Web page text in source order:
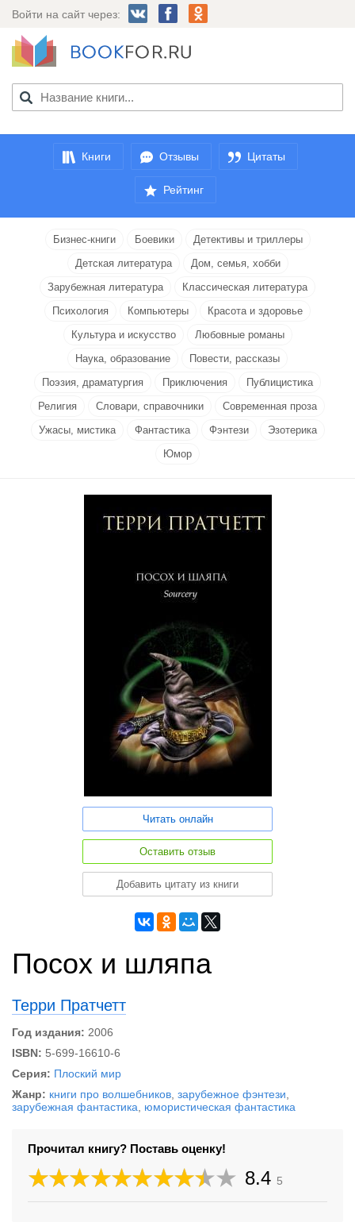
Войти на сайт через:
Книги Отзывы Цитаты
Рейтинг
Бизнес-книги Боевики
Детективы и триллеры
Детская литература
Дом, семья, хобби
Зарубежная литература
Классическая литература
Психология
Компьютеры
Красота и здоровье
Культура и искусство
Любовные романы
Наука, образование
Повести, рассказы
Поэзия, драматургия
Приключения
Публицистика
Религия
Словари, справочники
Современная проза
Ужасы, мистика
Фантастика Фэнтези
Эзотерика
Юмор
Читать онлайн
Оставить отзыв
Добавить цитату из книги
Посох и шляпа
Терри Пратчетт
Год издания: 2006
ISBN: 5-699-16610-6
Серия: Плоский мир
Жанр: книги про волшебников зарубежное фэнтези
зарубежная фантастика
юмористическая фантастика
Прочитал книгу? Поставь оценку!
8.4 5